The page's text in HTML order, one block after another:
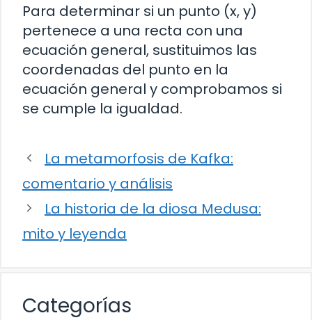
Para determinar si un punto (x, y)
pertenece a una recta con una
ecuación general, sustituimos las
coordenadas del punto en la
ecuación general y comprobamos si
se cumple la igualdad.
La metamorfosis de Kafka:
comentario y análisis
La historia de la diosa Medusa:
mito y leyenda
Categorías